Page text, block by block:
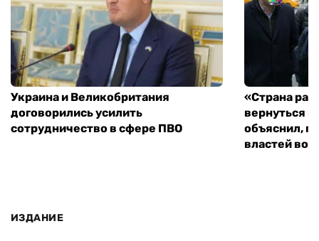
Украина и Великобритания
договорились усилить
сотрудничество в сфере ПВО
«Страна
вернуться
объяснил,
властей
ИЗДАНИЕ